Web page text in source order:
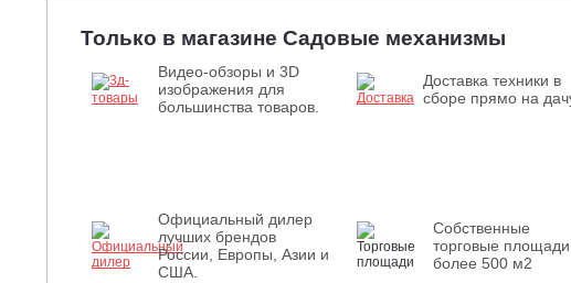
Только в магазине Садовые механизмы
Видео-обзоры и 3D
изображения для
большинства товаров.
Доставка техники в
сборе прямо на
Официальный дилер
лучших брендов
России, Европы, Азии и
США.
Собственные
торговые площади
более 500 м2